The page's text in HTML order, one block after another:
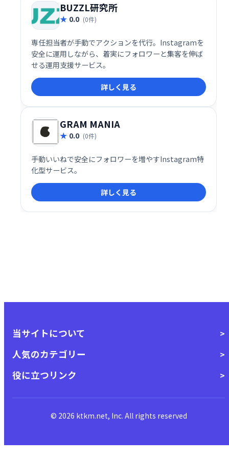
BUZZL研究所
0.0 (0件)
専任担当者が手動でアクションを代行。Instagramを
安全に運用しながら、着実にフォロワーと集客を伸ば
せる運用支援サービス。
詳しく見る
GRAM MANIA
0.0 (0件)
手動いいねで安全にフォロワーを増やすInstagram特
化型サービス。
詳しく見る
当サイトについて
人気のカテゴリー
役に立つリンク
© 2026 ktkm.net, Inc. All rights reserved